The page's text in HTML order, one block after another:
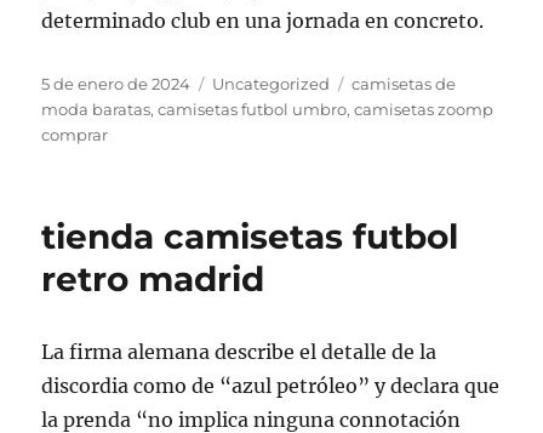
determinado club en una jornada en concreto.
Publicado
el
5 de enero de 2024 Categorías
Uncategorized Etiquetas
camisetas de
moda baratas,camisetas futbol umbro,camisetas zoomp
comprar
tienda camisetas futbol
retro madrid
La firma alemana describe el detalle de la
discordia como de “azul petróleo” y declara que
la prenda “no implica ninguna connotación